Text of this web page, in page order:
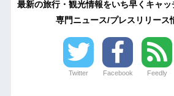
最新の旅行・観光情報をいち早くキャ
専門ニュース/プレスリリース
Twitter Facebook Feedly